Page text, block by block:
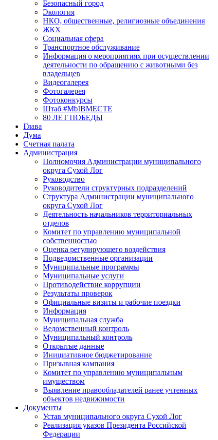
Безопасный город
Экология
НКО, общественные, религиозные объединения
ЖКХ
Социальная сфера
Транспортное обслуживание
Информация о мероприятиях при осуществлении
деятельности по обращению с животными без
владельцев
Видеогалерея
Фотогалерея
Фотоконкурсы
Штаб #MbIBMECTE
80 ЛЕТ ПОБЕДЫ
Глава
Дума
Счетная палата
Администрация
Полномочия Администрации муниципального
округа Сухой Лог
Руководство
Руководители структурных подразделений
Структура Администрации муниципального
округа Сухой Лог
Деятельность начальников территориальных
отделов
Комитет по управлению муниципальной
собственностью
Оценка регулирующего воздействия
Подведомственные организации
Муниципальные программы
Муниципальные услуги
Противодействие коррупции
Результаты проверок
Официальные визиты и рабочие поездки
Информация
Муниципальная служба
Ведомственный контроль
Муниципальный контроль
Открытые данные
Инициативное бюджетирование
Призывная кампания
Комитет по управлению муниципальным
имуществом
Выявление правообладателей ранее учтенных
объектов недвижимости
Документы
Устав муниципального округа Сухой Лог
Реализация указов Президента Российской
Федерации